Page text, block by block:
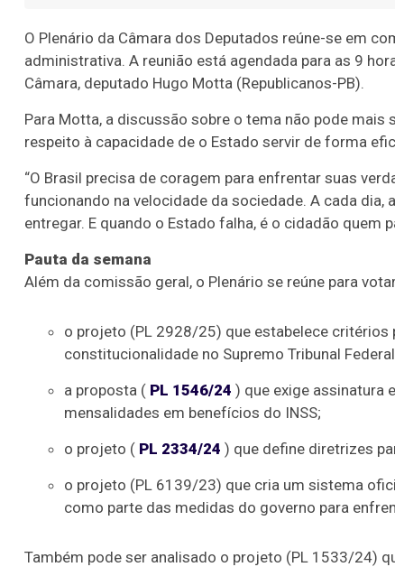
O Plenário da Câmara dos Deputados reúne-se em
administrativa. A reunião está agendada para as 9
Câmara, deputado Hugo Motta (Republicanos-PB).
Para Motta, a discussão sobre o tema não pode
respeito à capacidade de o Estado servir de forma
“O Brasil precisa de coragem para enfrentar suas
funcionando na velocidade da sociedade. A cada dia,
entregar. E quando o Estado falha, é o cidadão quem
Pauta da semana
Além da comissão geral, o Plenário se reúne para
o projeto (PL 2928/25) que estabelece critérios
constitucionalidade no Supremo Tribunal
a proposta ( PL 1546/24 ) que exige assinatura
mensalidades em benefícios do INSS;
o projeto ( PL 2334/24 ) que define diretrizes
o projeto (PL 6139/23) que cria um sistema
como parte das medidas do governo para
Também pode ser analisado o projeto (PL 1533/24)